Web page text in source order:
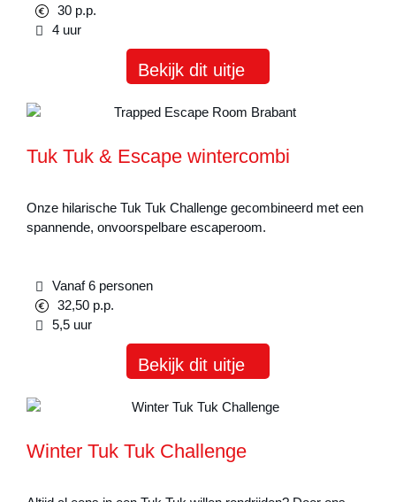
30 p.p.
4 uur
Bekijk dit uitje
Tuk Tuk & Escape wintercombi
Onze hilarische Tuk Tuk Challenge gecombineerd met een
spannende, onvoorspelbare escaperoom.
Vanaf 6 personen
32,50 p.p.
5,5 uur
Bekijk dit uitje
Winter Tuk Tuk Challenge